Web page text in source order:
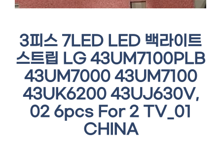
3피스 7LED LED 백라이트
스트립 LG 43UM7100PLB
43UM7000 43UM7100
43UK6200 43UJ630V,
02 6pcs For 2 TV_01
CHINA